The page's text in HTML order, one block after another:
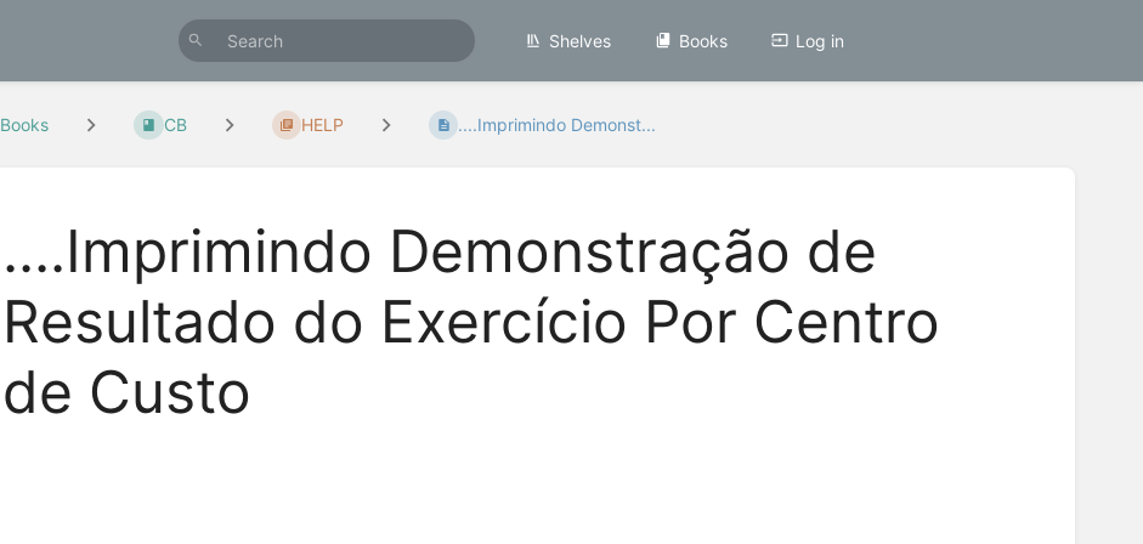
Shelves Books Log in
Books CB HELP ....Imprimindo Demonst...
....Imprimindo Demonstração de
Resultado do Exercício Por Centro
de Custo